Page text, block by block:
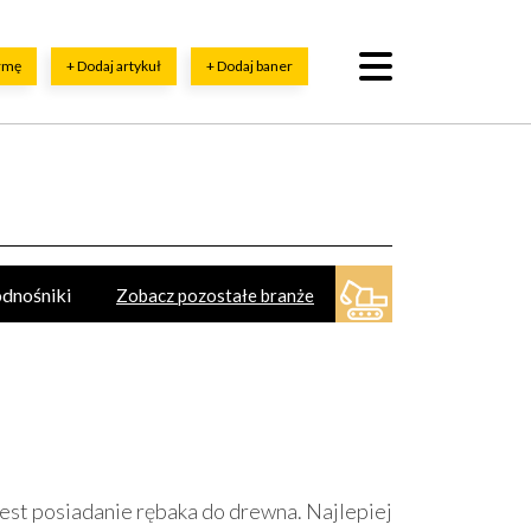
+ Dodaj artykuł + Dodaj baner
Zobacz pozostałe branże
posiadanie rębaka do drewna. Najlepiej